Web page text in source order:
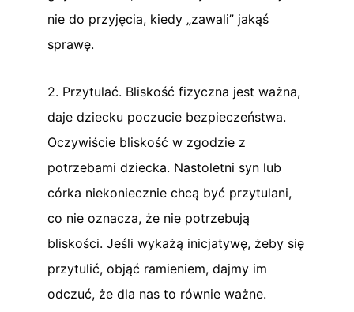
nie do przyjęcia, kiedy „zawali” jakąś
sprawę.
2. Przytulać. Bliskość fizyczna jest ważna,
daje dziecku poczucie bezpieczeństwa.
Oczywiście bliskość w zgodzie z
potrzebami dziecka. Nastoletni syn lub
córka niekoniecznie chcą być przytulani,
co nie oznacza, że nie potrzebują
bliskości. Jeśli wykażą inicjatywę, żeby się
przytulić, objąć ramieniem, dajmy im
odczuć, że dla nas to równie ważne.